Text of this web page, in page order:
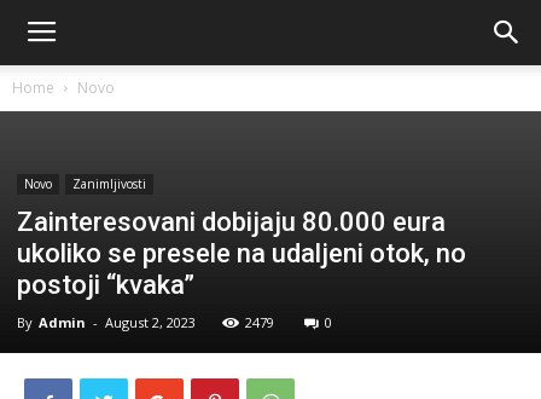
Home Novo
Novo Zanimljivosti
Zainteresovani dobijaju 80.000 eura
ukoliko se presele na udaljeni otok, no
postoji “kvaka”
By Admin - August 2, 2023 2479 0